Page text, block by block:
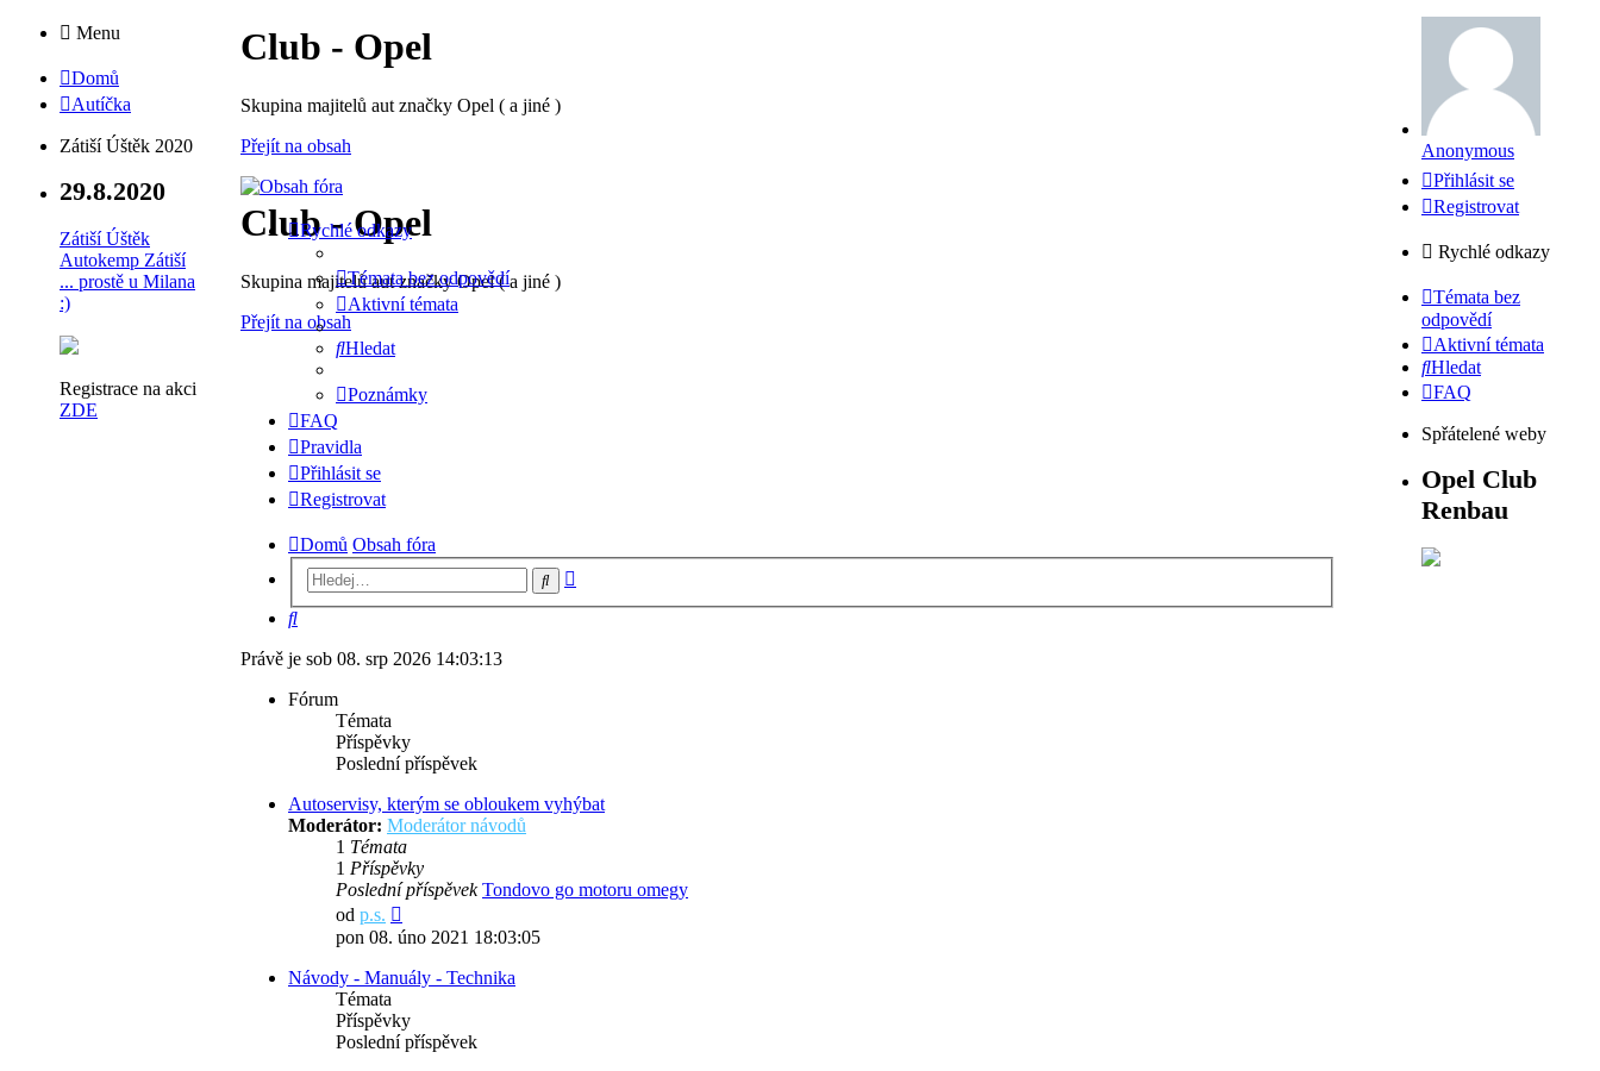
Menu
Domů
Autíčka
Zátiší Úštěk 2020
29.8.2020
Zátiší Úštěk
Autokemp Zátiší
... prostě u Milana
:)
Registrace na akci
ZDE
Club - Opel
Skupina majitelů aut značky Opel ( a jiné )
Přejít na obsah
Club - Opel
Skupina majitelů aut značky Opel ( a jiné )
Přejít na obsah
Rychlé odkazy
Témata bez odpovědí
Aktivní témata
Hledat
Poznámky
FAQ
Pravidla
Přihlásit se
Registrovat
Domů Obsah fóra
Hledat
Hledat
Právě je sob 08. srp 2026 14:03:13
Fórum
Témata
Příspěvky
Poslední příspěvek
Autoservisy, kterým se obloukem vyhýbat
Moderátor: Moderátor návodů
1 Témata
1 Příspěvky
Poslední příspěvek Tondovo go motoru omegy
od p.s.
poslední
pon 08. úno 2021 18:03:05
Návody - Manuály - Technika
Témata
Příspěvky
Poslední příspěvek
Anonymous
Přihlásit se
Registrovat
Rychlé odkazy
Témata bez
odpovědí
Aktivní témata
Hledat
FAQ
Spřátelené weby
Opel Club
Renbau